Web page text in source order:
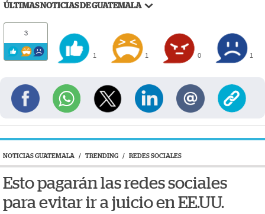
ÚLTIMAS NOTICIAS DE GUATEMALA
3
1 1 0 1
NOTICIAS GUATEMALA / TRENDING / REDES SOCIALES
Esto pagarán las redes sociales
para evitar ir a juicio en EE.UU.